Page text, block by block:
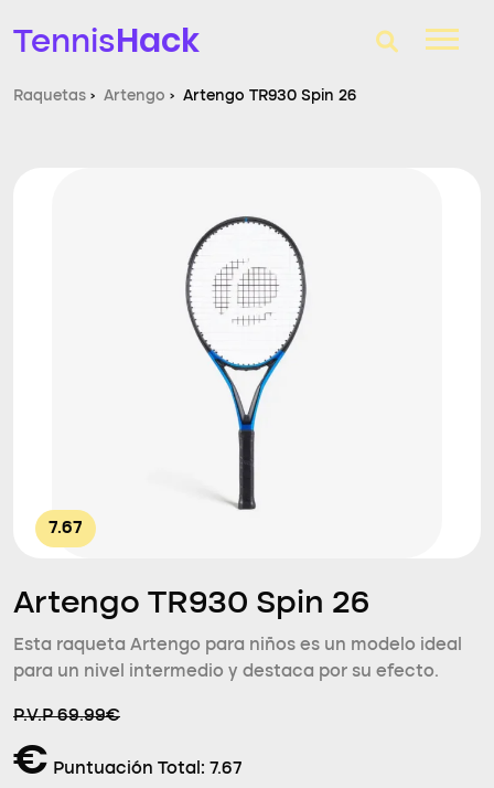
TennisHack
Zapatillas
Comparador
Consultorio
Raquetas › Artengo › Artengo TR930 Spin 26
7.67
Artengo TR930 Spin 26
Esta raqueta Artengo para niños es un modelo ideal
para un nivel intermedio y destaca por su efecto.
P.V.P 69.99€
€ Puntuación Total: 7.67